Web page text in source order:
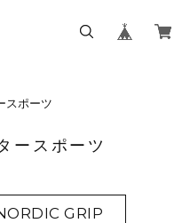
スポーツ
ースポーツ
GRIP